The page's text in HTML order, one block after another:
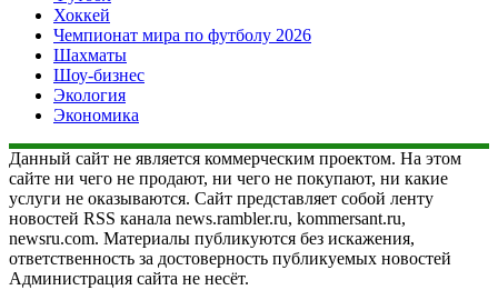
Хоккей
Чемпионат мира по футболу 2026
Шахматы
Шоу-бизнес
Экология
Экономика
Данный сайт не является коммерческим проектом. На этом
сайте ни чего не продают, ни чего не покупают, ни какие
услуги не оказываются. Сайт представляет собой ленту
новостей RSS канала news.rambler.ru, kommersant.ru,
newsru.com. Материалы публикуются без искажения,
ответственность за достоверность публикуемых новостей
Администрация сайта не несёт.